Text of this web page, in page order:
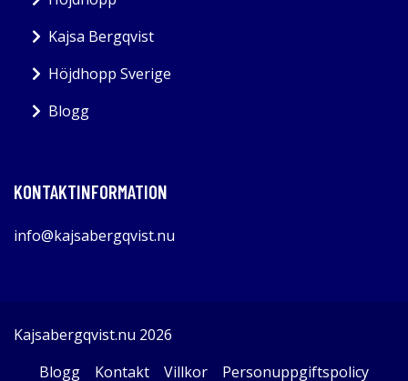
Kajsa Bergqvist
Höjdhopp Sverige
Blogg
KONTAKTINFORMATION
info@kajsabergqvist.nu
Kajsabergqvist.nu 2026
Blogg
Kontakt Villkor Personuppgiftspolicy